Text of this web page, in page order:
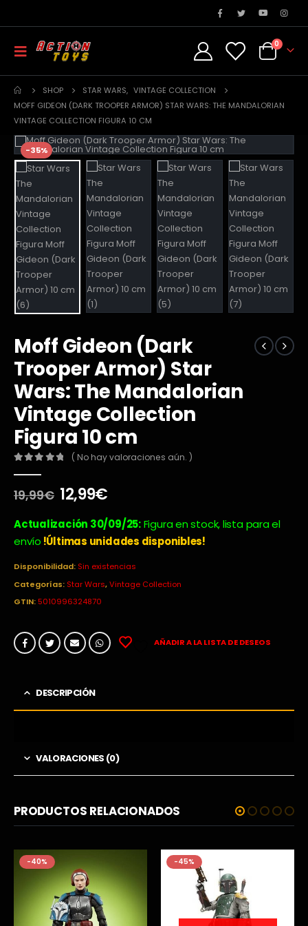
0
SHOP STAR WARS, VINTAGE COLLECTION
MOFF GIDEON (DARK TROOPER ARMOR) STAR WARS: THE MANDALORIAN
VINTAGE COLLECTION FIGURA 10 CM
-35%
Moff Gideon (Dark
Trooper Armor) Star
Wars: The Mandalorian
Vintage Collection
Figura 10 cm
( No hay valoraciones aún. )
19,99€ El
precio
original
era:
12,99€El
actual
es:
12,99€.
Actualización 30/09/25:Figura en stock, lista para el
envío !Últimas unidades disponibles!
Disponibilidad: Sin existencias
Categorías: Star Wars,Vintage Collection
GTIN:5010996324870
AÑADIR A LA LISTA DE DESEOS
DESCRIPCIÓN
VALORACIONES (0)
PRODUCTOS RELACIONADOS